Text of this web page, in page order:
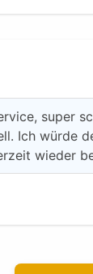
super
Ich würde
wieder